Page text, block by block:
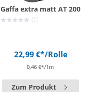
Gaffa extra matt AT 200
(0)
22,99 €*/Rolle
0,46 €*/1m
Zum Produkt